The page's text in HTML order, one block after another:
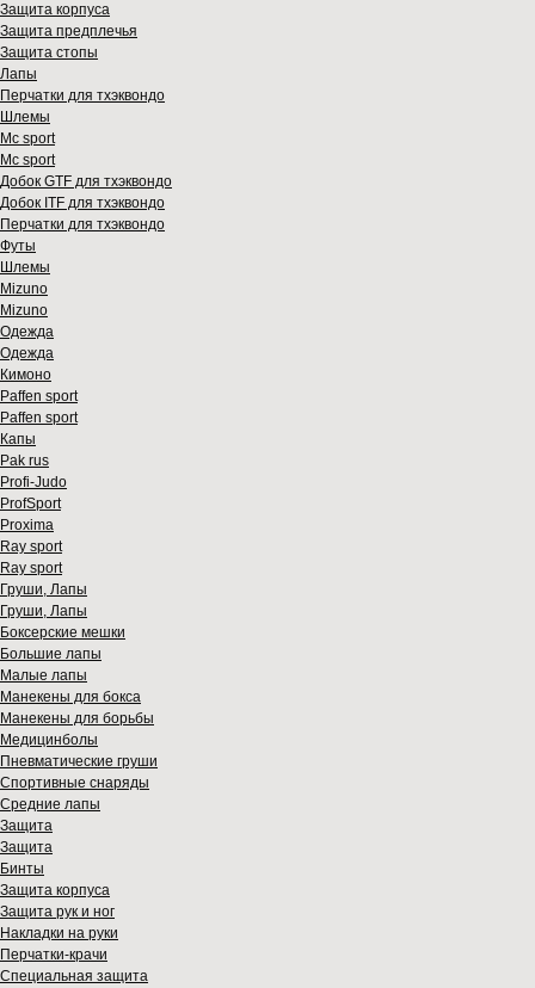
Защита корпуса
Защита предплечья
Защита стопы
Лапы
Перчатки для тхэквондо
Шлемы
Mс sport
Mс sport
Добок GTF для тхэквондо
Добок ITF для тхэквондо
Перчатки для тхэквондо
Футы
Шлемы
Mizuno
Mizuno
Одежда
Одежда
Кимоно
Paffen sport
Paffen sport
Капы
Pak rus
Profi-Judo
ProfSport
Proxima
Ray sport
Ray sport
Груши, Лапы
Груши, Лапы
Боксерские мешки
Большие лапы
Малые лапы
Манекены для бокса
Манекены для борьбы
Медицинболы
Пневматические груши
Спортивные снаряды
Средние лапы
Защита
Защита
Бинты
Защита корпуса
Защита рук и ног
Накладки на руки
Перчатки-крачи
Специальная защита